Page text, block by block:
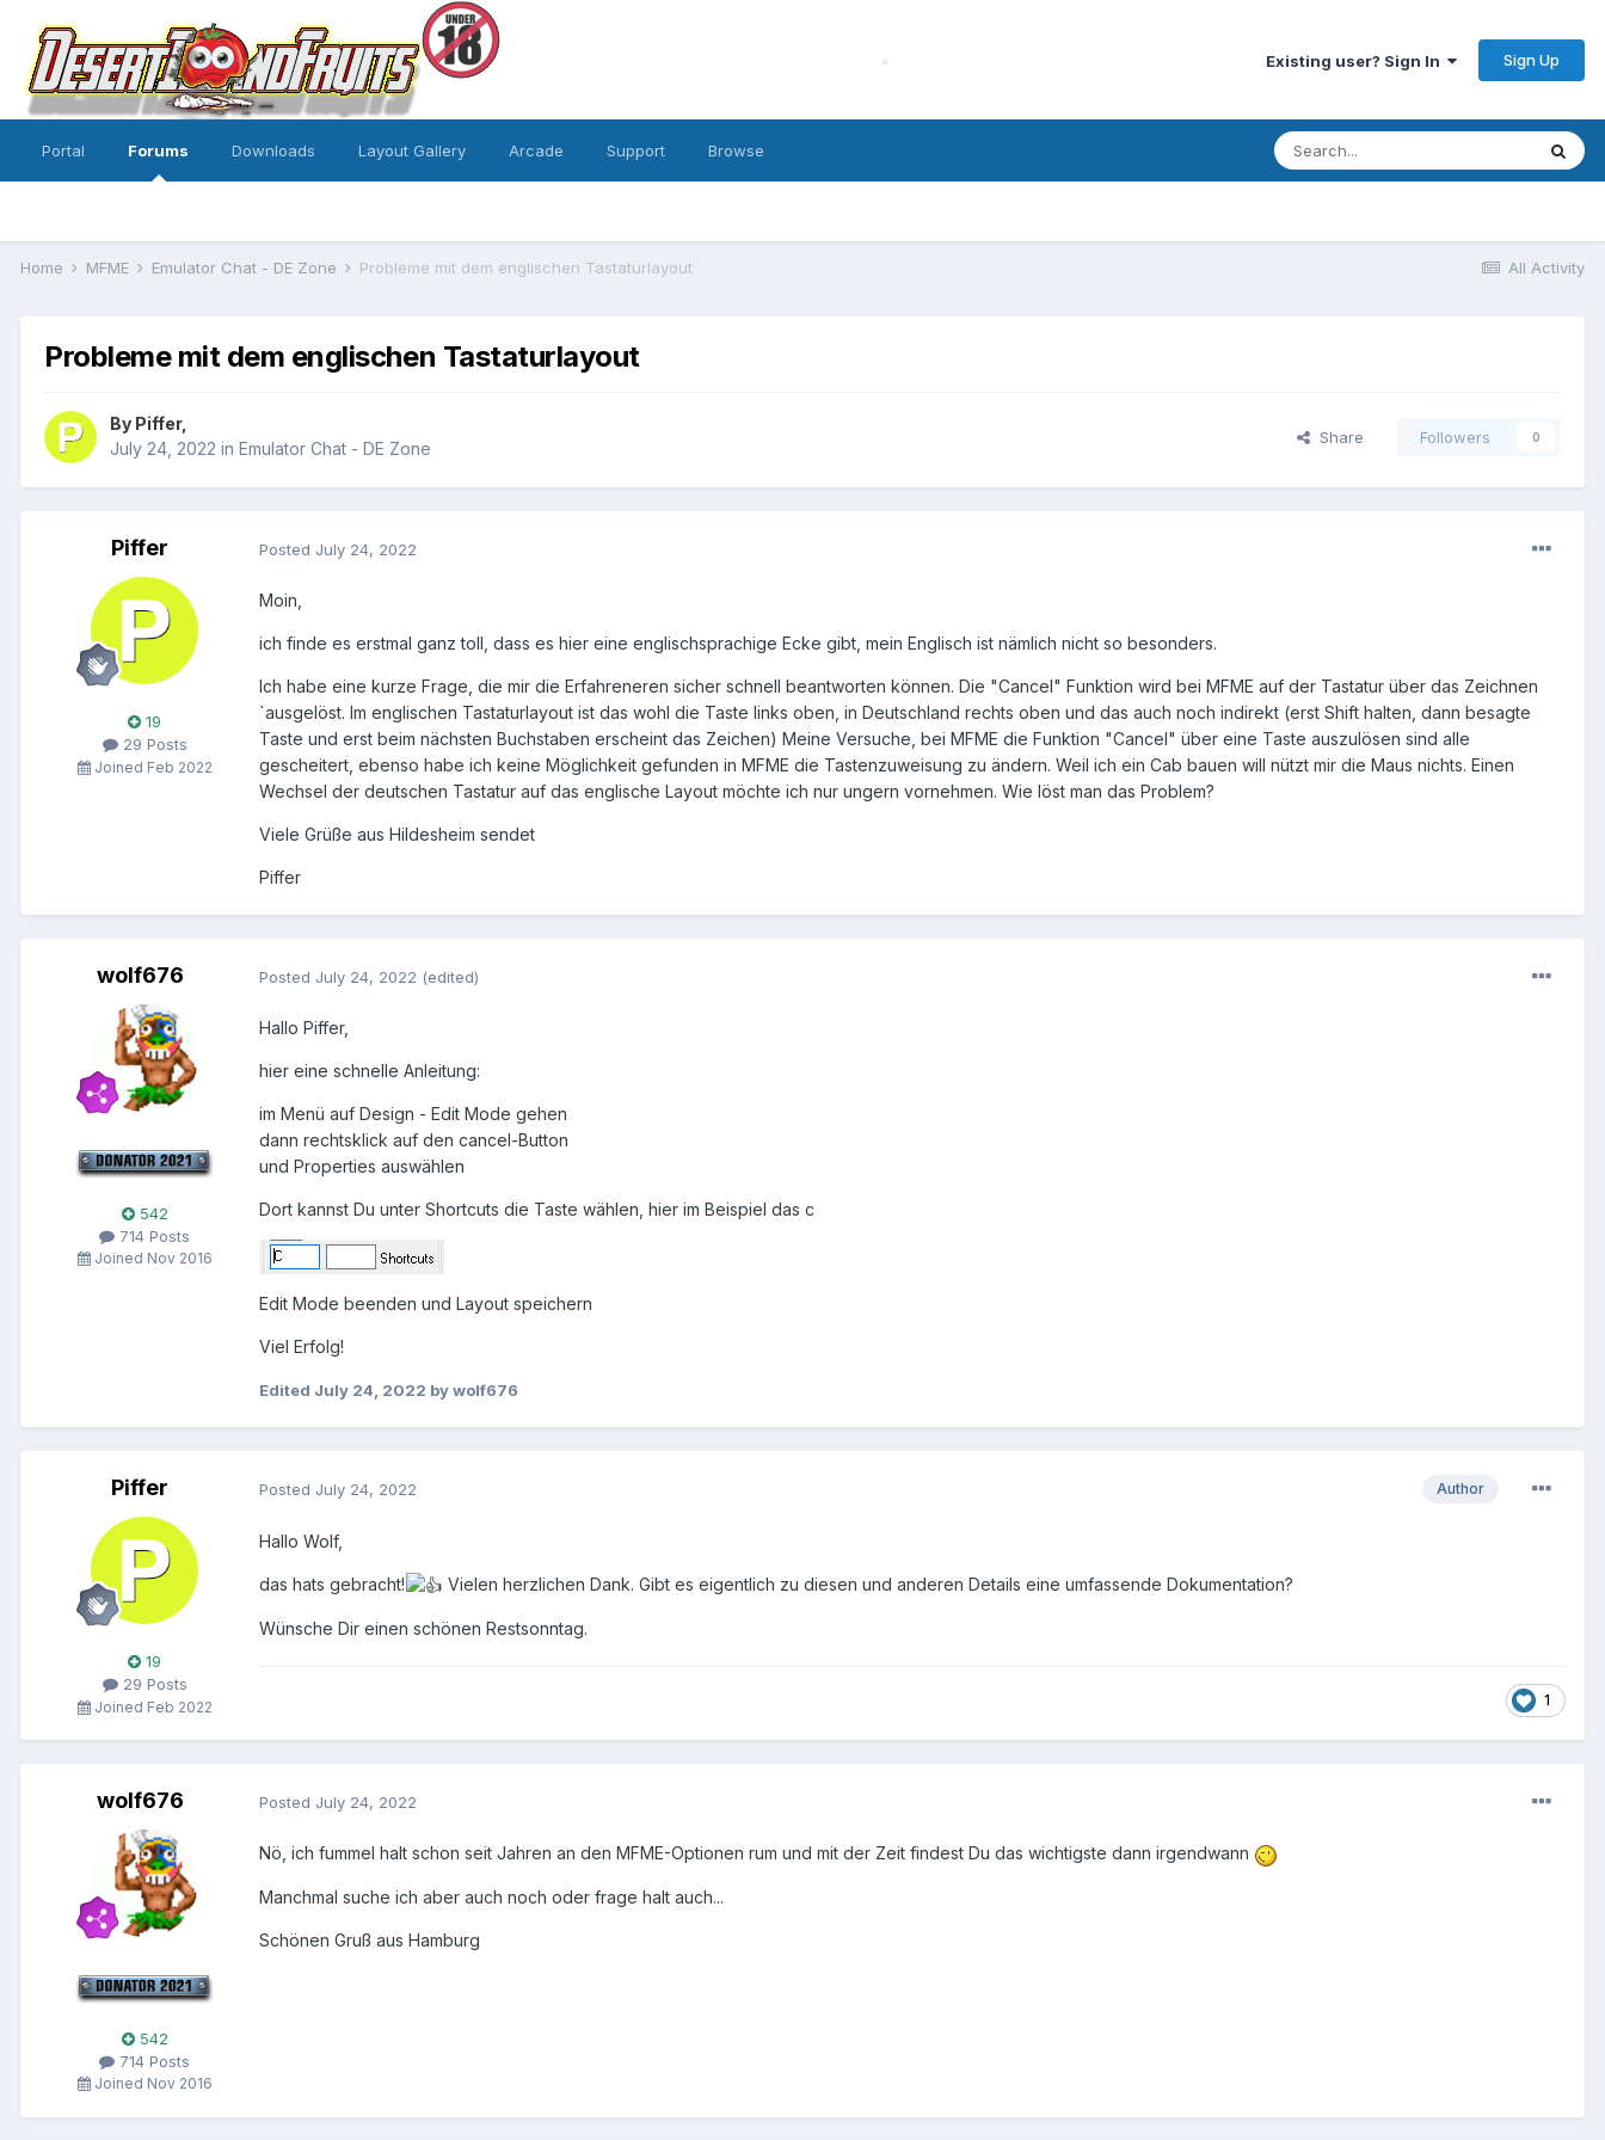
Existing user? Sign In Sign Up
Portal Forums Downloads Layout Gallery Arcade Support Browse
All Activity
Home MFME Emulator Chat - DE Zone Probleme mit dem englischen Tastaturlayout
Probleme mit dem englischen Tastaturlayout
By Piffer,
July 24, 2022 in Emulator Chat - DE Zone
Share Followers 0
Piffer
19
29 Posts
Joined Feb 2022
Posted July 24, 2022
Moin,
ich finde es erstmal ganz toll, dass es hier eine englischsprachige Ecke gibt, mein Englisch ist nämlich nicht so besonders.
Ich habe eine kurze Frage, die mir die Erfahreneren sicher schnell beantworten können. Die "Cancel" Funktion wird bei MFME auf der Tastatur über das Zeichnen
`ausgelöst. Im englischen Tastaturlayout ist das wohl die Taste links oben, in Deutschland rechts oben und das auch noch indirekt (erst Shift halten, dann besagte
Taste und erst beim nächsten Buchstaben erscheint das Zeichen) Meine Versuche, bei MFME die Funktion "Cancel" über eine Taste auszulösen sind alle
gescheitert, ebenso habe ich keine Möglichkeit gefunden in MFME die Tastenzuweisung zu ändern. Weil ich ein Cab bauen will nützt mir die Maus nichts. Einen
Wechsel der deutschen Tastatur auf das englische Layout möchte ich nur ungern vornehmen. Wie löst man das Problem?
Viele Grüße aus Hildesheim sendet
Piffer
wolf676
542
714 Posts
Joined Nov 2016
Posted July 24, 2022 (edited)
Hallo Piffer,
hier eine schnelle Anleitung:
im Menü auf Design - Edit Mode gehen
dann rechtsklick auf den cancel-Button
und Properties auswählen
Dort kannst Du unter Shortcuts die Taste wählen, hier im Beispiel das c
Edit Mode beenden und Layout speichern
Viel Erfolg!
Edited July 24, 2022 by wolf676
Piffer
19
29 Posts
Joined Feb 2022
Author
Posted July 24, 2022
Hallo Wolf,
das hats gebracht! Vielen herzlichen Dank. Gibt es eigentlich zu diesen und anderen Details eine umfassende Dokumentation?
Wünsche Dir einen schönen Restsonntag.
1
wolf676
542
714 Posts
Joined Nov 2016
Posted July 24, 2022
Nö, ich fummel halt schon seit Jahren an den MFME-Optionen rum und mit der Zeit findest Du das wichtigste dann irgendwann
Manchmal suche ich aber auch noch oder frage halt auch...
Schönen Gruß aus Hamburg